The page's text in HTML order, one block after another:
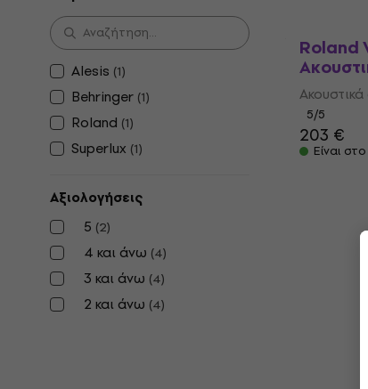
Alesis (1)
Behringer (1)
Roland (1)
Superlux (1)
Αξιολογήσεις
5 (2)
4 και άνω (4)
3 και άνω (4)
2 και άνω (4)
Roland
5/5
203 €
Είναι